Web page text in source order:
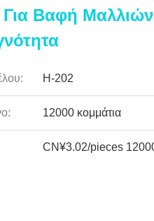
Βαφή
H-202
12000 κομμάτια
CN¥3.02/pieces